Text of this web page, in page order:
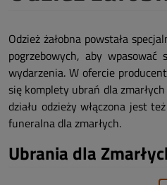
Odzież żałobna powstała
pogrzebowych, aby
wydarzenia. W ofercie
się komplety ubrań dla zmarłych
działu odzieży włączona jest
funeralna dla zmarłych.
Ubrania dla